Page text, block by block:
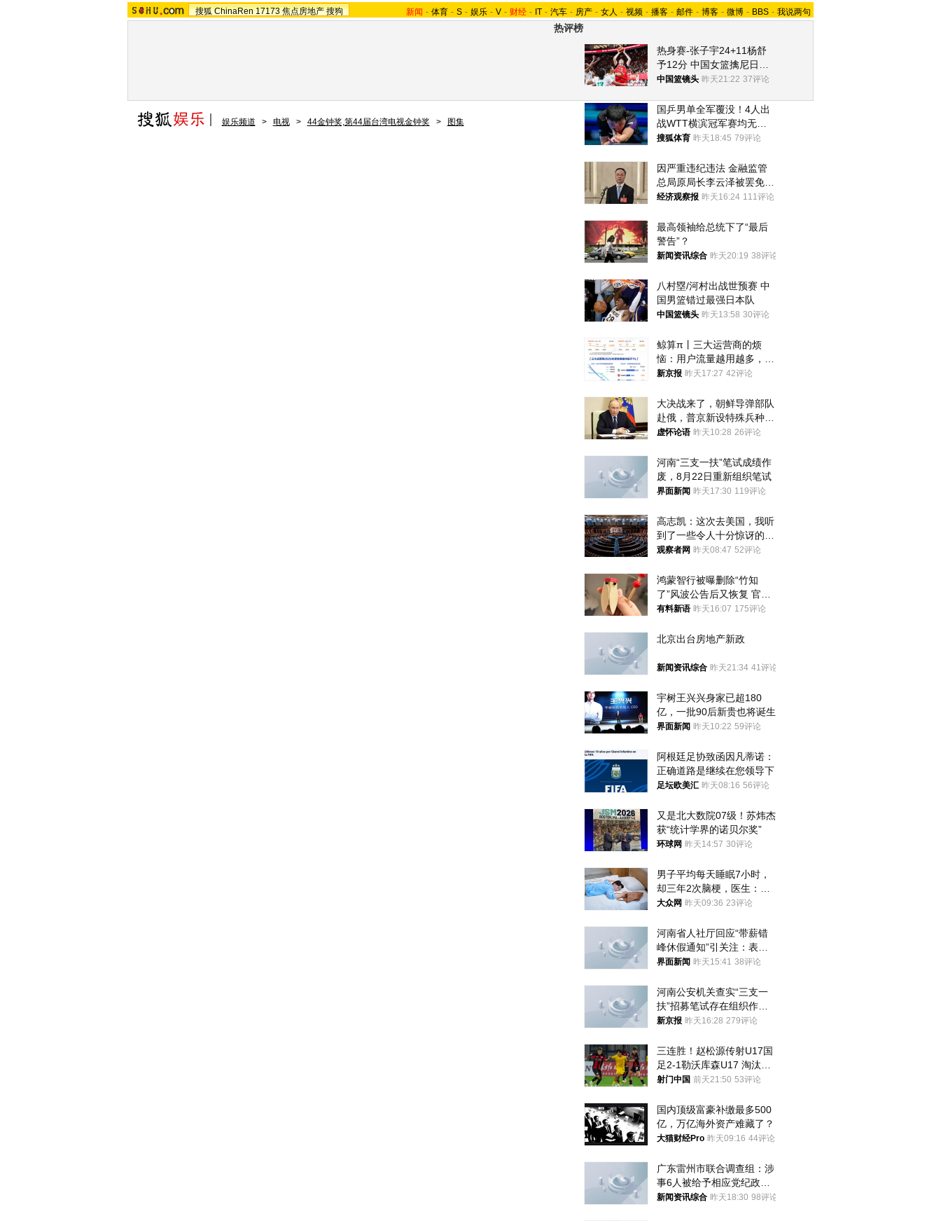
搜狐 ChinaRen 17173 焦点房地产 搜狗 新闻 - 体育 - S - 娱乐 - V - 财经 - IT - 汽车 - 房产 - 女人 - 视频 - 播客 - 邮件 - 博客 - 微博 - BBS - 我说两句
热评榜
热身赛-张子宇24+11杨舒
予12分 中国女篮擒尼日利
亚
中国篮镜头 昨天21:22 37评论
国乒男单全军覆没！4人出
战WTT横滨冠军赛均无缘
八强
搜狐体育 昨天18:45 79评论
因严重违纪违法 金融监管
总局原局长李云泽被罢免全
国人大代表
经济观察报 昨天16:24 111评论
最高领袖给总统下了“最后
警告”？
新闻资讯综合 昨天20:19 38评论
八村塁/河村出战世预赛 中
国男篮错过最强日本队
中国篮镜头 昨天13:58 30评论
鲸算π丨三大运营商的烦
恼：用户流量越用越多，收
入却越来越少
新京报 昨天17:27 42评论
大决战来了，朝鲜导弹部队
赴俄，普京新设特殊兵种，
76岁老将扛旗
虚怀论语 昨天10:28 26评论
河南“三支一扶”笔试成绩作
废，8月22日重新组织笔试
界面新闻 昨天17:30 119评论
高志凯：这次去美国，我听
到了一些令人十分惊讶的消
息
观察者网 昨天08:47 52评论
鸿蒙智行被曝删除“竹知
了”风波公告后又恢复 官媒
曾力挺：劝华为要大度的，
有料新语 昨天16:07 175评论
北京出台房地产新政
新闻资讯综合 昨天21:34 41评论
宇树王兴兴身家已超180
亿，一批90后新贵也将诞生
界面新闻 昨天10:22 59评论
阿根廷足协致函因凡蒂诺：
正确道路是继续在您领导下
足坛欧美汇 昨天08:16 56评论
又是北大数院07级！苏炜杰
获“统计学界的诺贝尔奖”
环球网 昨天14:57 30评论
男子平均每天睡眠7小时，
却三年2次脑梗，医生：这
样睡觉更伤身
大众网 昨天09:36 23评论
河南省人社厅回应“带薪错
峰休假通知”引关注：表述
不够准确，待修改后印发
界面新闻 昨天15:41 38评论
河南公安机关查实“三支一
扶”招募笔试存在组织作弊
犯罪行为
新京报 昨天16:28 279评论
三连胜！赵松源传射U17国
足2-1勒沃库森U17 淘汰赛
将战河床
射门中国 前天21:50 53评论
国内顶级富豪补缴最多500
亿，万亿海外资产难藏了？
大猫财经Pro 昨天09:16 44评论
广东雷州市联合调查组：涉
事6人被给予相应党纪政务
处分和组织处理
新闻资讯综合 昨天18:30 98评论
娱乐频道 > 电视 > 44金钟奖,第44届台湾电视金钟奖 > 图集